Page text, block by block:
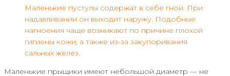
Маленькие пустулы содержат в себе гной. При
надавливании он выходит наружу. Подобные
нагноения чаще возникают по причине плохой
гигиены кожи, а также из-за закупоривания
сальных желез.
Маленькие прыщики имеют небольшой диаметр — не